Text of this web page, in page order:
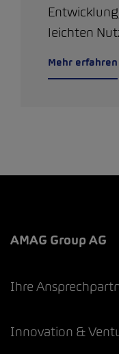
leichten
Mehr erfahren
AMAG Group AG
Ihre
Innovation &